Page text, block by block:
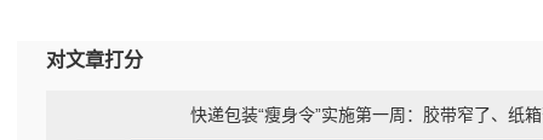
对文章打分
快递包装“瘦身令”实施第一周：胶带窄了、纸